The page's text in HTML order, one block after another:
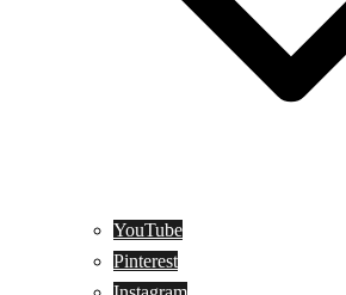
YouTube
Pinterest